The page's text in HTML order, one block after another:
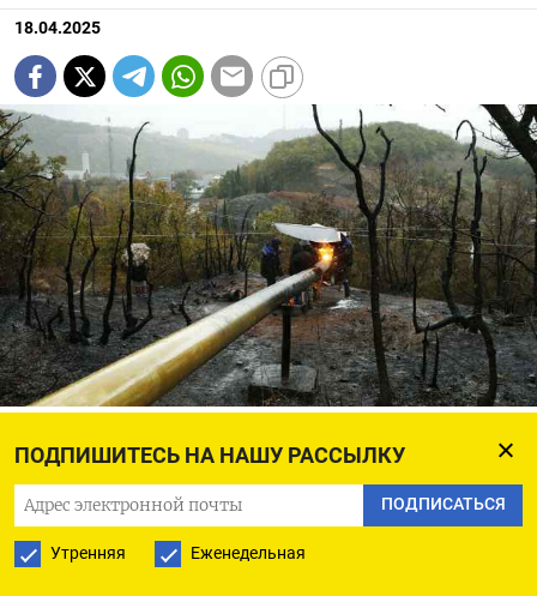
ПОДПИШИТЕСЬ НА НАШУ РАССЫЛКУ
ПОДПИСАТЬСЯ
Утренняя Еженедельная
18.04.2025
Французский судутвердил
крупнейшее среди
всех исков украинских инвесторов против
России решение, связанное с оккупацией Крыма.